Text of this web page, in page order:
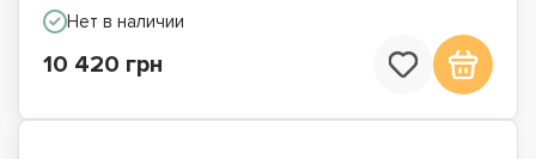
Нет в наличии
10 420 грн